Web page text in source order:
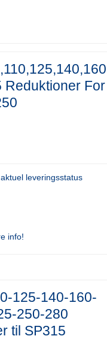
Reduktioner For
leveringsstatus
info!
125-140-160-
250-280
til SP315